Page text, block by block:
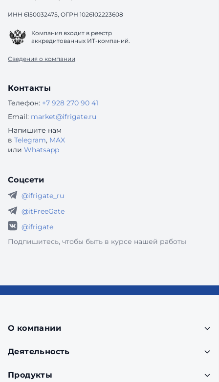
ИНН 6150032475, ОГРН 1026102223608
Компания входит в реестр
аккредитованных ИТ-компаний.
Сведения о компании
Контакты
Телефон: +7 928 270 90 41
Email: market@ifrigate.ru
Напишите нам
в Telegram, MAX
или Whatsapp
Соцсети
@ifrigate_ru
@itFreeGate
@ifrigate
Подпишитесь, чтобы быть в курсе нашей работы
О компании
Деятельность
Продукты